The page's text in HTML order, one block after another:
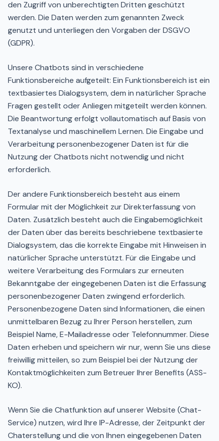
den Zugriff von unberechtigten Dritten geschützt
werden. Die Daten werden zum genannten Zweck
genutzt und unterliegen den Vorgaben der DSGVO
(GDPR).
Unsere Chatbots sind in verschiedene
Funktionsbereiche aufgeteilt: Ein Funktionsbereich ist ein
textbasiertes Dialogsystem, dem in natürlicher Sprache
Fragen gestellt oder Anliegen mitgeteilt werden können.
Die Beantwortung erfolgt vollautomatisch auf Basis von
Textanalyse und maschinellem Lernen. Die Eingabe und
Verarbeitung personenbezogener Daten ist für die
Nutzung der Chatbots nicht notwendig und nicht
erforderlich.
Der andere Funktionsbereich besteht aus einem
Formular mit der Möglichkeit zur Direkterfassung von
Daten. Zusätzlich besteht auch die Eingabemöglichkeit
der Daten über das bereits beschriebene textbasierte
Dialogsystem, das die korrekte Eingabe mit Hinweisen in
natürlicher Sprache unterstützt. Für die Eingabe und
weitere Verarbeitung des Formulars zur erneuten
Bekanntgabe der eingegebenen Daten ist die Erfassung
personenbezogener Daten zwingend erforderlich.
Personenbezogene Daten sind Informationen, die einen
unmittelbaren Bezug zu Ihrer Person herstellen, zum
Beispiel Name, E-Mailadresse oder Telefonnummer. Diese
Daten erheben und speichern wir nur, wenn Sie uns diese
freiwillig mitteilen, so zum Beispiel bei der Nutzung der
Kontaktmöglichkeiten zum Betreuer Ihrer Benefits (ASS-
KO).
Wenn Sie die Chatfunktion auf unserer Website (Chat-
Service) nutzen, wird Ihre IP-Adresse, der Zeitpunkt der
Chaterstellung und die von Ihnen eingegebenen Daten